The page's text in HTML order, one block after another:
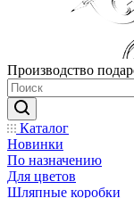
Производство
Каталог
Новинки
По назначению
Для цветов
Шляпные коробки